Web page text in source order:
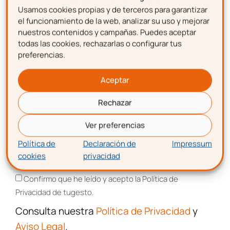
Usamos cookies propias y de terceros para garantizar
el funcionamiento de la web, analizar su uso y mejorar
nuestros contenidos y campañas. Puedes aceptar
todas las cookies, rechazarlas o configurar tus
preferencias.
Aceptar
Rechazar
Ver preferencias
Política de
cookies
Declaración de
privacidad
Impressum
Confirmo que he leído y acepto la Política de
Privacidad de tugesto.
Consulta nuestra
Política de Privacidad
yAviso Legal.
Este sitio está protegido por reCAPTCHA y se aplican la
Privacidady losTérminos de Serviciode Google.
SUSCRIBIRME
Nombre
Apellidos
Correo electrónico
Aceptación de términos y condiciones
Confirmo que he leído y acepto la Política de
Privacidad de tugesto.
Consulta nuestra Política de Privacidady
Aviso Legal.